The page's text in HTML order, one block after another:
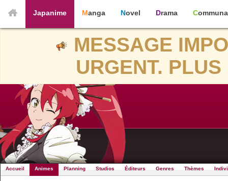
Japanime Manga Novel Drama
MESSAGE
URGENT.
Accueil Animes Planning Studios Éditeurs Genres Thèmes